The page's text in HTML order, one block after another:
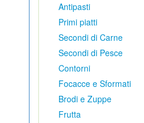
Antipasti
Primi piatti
Secondi di Carne
Secondi di Pesce
Contorni
Focacce e Sformati
Brodi e Zuppe
Frutta